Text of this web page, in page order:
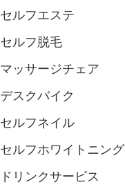
セルフエステ
セルフ脱毛
マッサージチェア
デスクバイク
セルフネイル
セルフホワイトニング
ドリンクサービス